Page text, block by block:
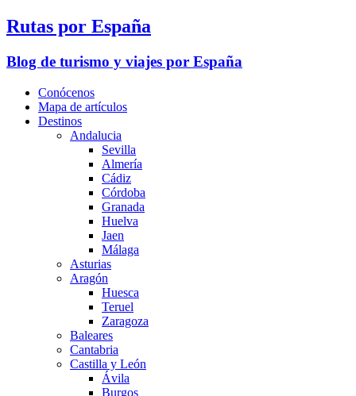
Rutas por España
Blog de turismo y viajes por España
Conócenos
Mapa de artículos
Destinos
Andalucia
Sevilla
Almería
Cádiz
Córdoba
Granada
Huelva
Jaen
Málaga
Asturias
Aragón
Huesca
Teruel
Zaragoza
Baleares
Cantabria
Castilla y León
Ávila
Burgos